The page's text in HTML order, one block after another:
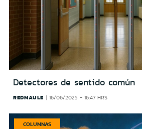
Detectores de sentido común
REDMAULE 16/06/2025 - 16:47 HRS
COLUMNAS